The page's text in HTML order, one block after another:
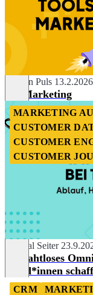
Carolin Puls 13.2.2026
für Marketing
MARKETING
CUSTOMER
CUSTOMER
CUSTOMER
Chantal Seiter
ein nahtloses
Kund*innen
CRM